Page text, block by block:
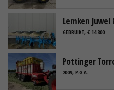
Lemken Juwel
GEBRUIKT, € 14.800
Pottinger
2009, P.O.A.